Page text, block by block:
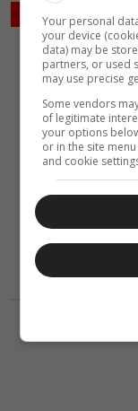
ΡΟΗ ΕΙΔΗΣΕΩΝ
Your personal
your device
data) may be
partners, or used
may use precise
Some vendors
of legitimate
your options
or in the site
and cookie